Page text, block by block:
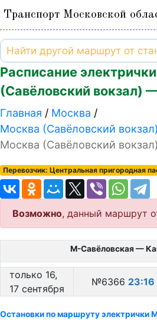
Транспорт Московской
Расписание
(Савёловский вокзал)
Главная
Москва
Москва (Савёловский вокзал)
Москва (Савёловский
Перевозчик: Центральная пригородная
Возможно, данный маршрут
М-Савёловская —
только 16,
17 сентября
№6366 23:16
Остановки по маршруту электрички